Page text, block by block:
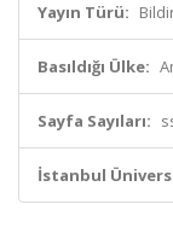
Yayın Türü:
Basıldığı Ülke:
Sayfa Sayıları:
İstanbul